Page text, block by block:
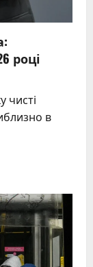
році
чисті
в